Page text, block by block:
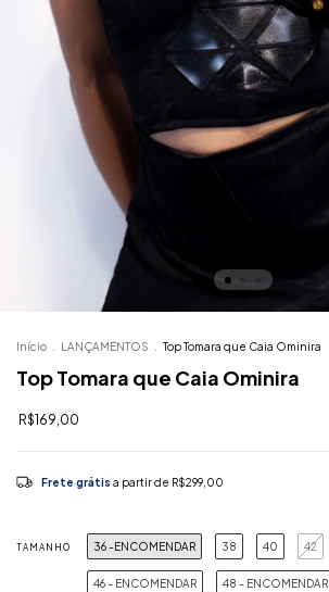
Início LANÇAMENTOS Top Tomara que Caia Ominira
Top Tomara que Caia Ominira
R$169,00
Frete grátis a partir de R$299,00
TAMANHO 36 -ENCOMENDAR 38 40 42
46 - ENCOMENDAR 48 - ENCOMENDAR